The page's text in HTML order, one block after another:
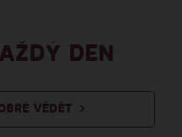
DEN
VĚDĚT